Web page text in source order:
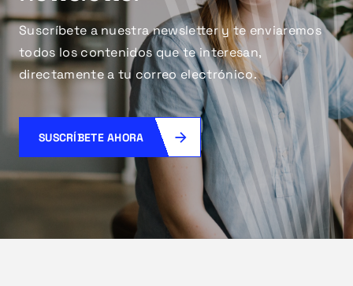
Suscríbete a nuestra newsletter y te enviaremos
todos los contenidos que te interesan,
directamente a tu correo electrónico.
SUSCRÍBETE AHORA